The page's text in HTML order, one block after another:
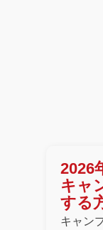
2026
キャ
する
キャン